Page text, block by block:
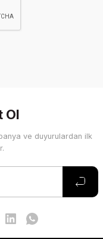
Ol
ve duyurulardan ilk